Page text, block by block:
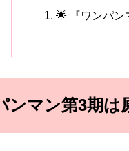
🌟 『ワンパン
ンマン第3期は